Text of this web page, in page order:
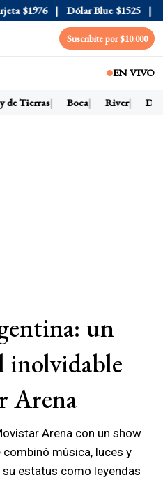
$1976 Dólar Blue $1525
Suscribite por $10.000
EN VIVO
de Tierras Boca River
un
inolvidable
Arena
Arena con un show
música, luces y
estatus como leyendas